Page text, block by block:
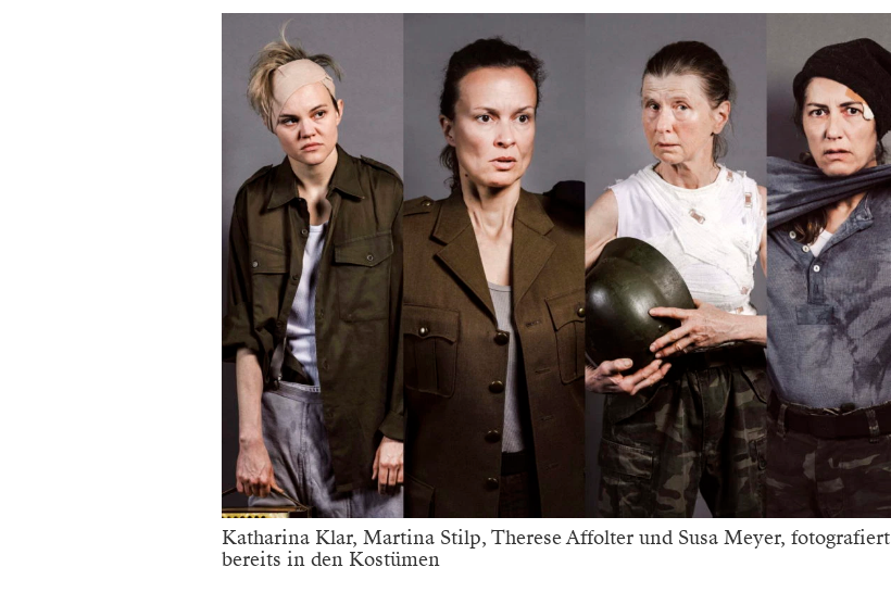
Katharina Klar, Martina Stilp, Therese Affolter und Susa Meyer, fotografiert
bereits in den Kostümen